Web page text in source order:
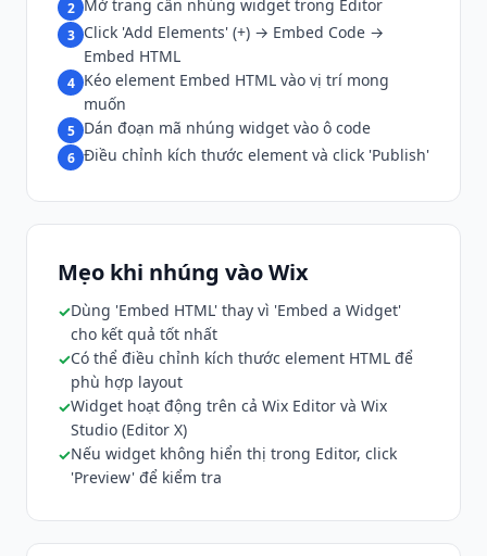
2 Mở trang cần nhúng widget trong Editor
3 Click 'Add Elements' (+) → Embed Code →
Embed HTML
4 Kéo element Embed HTML vào vị trí mong
muốn
5 Dán đoạn mã nhúng widget vào ô code
6 Điều chỉnh kích thước element và click 'Publish'
Mẹo khi nhúng vào Wix
Dùng 'Embed HTML' thay vì 'Embed a Widget'
cho kết quả tốt nhất
Có thể điều chỉnh kích thước element HTML để
phù hợp layout
Widget hoạt động trên cả Wix Editor và Wix
Studio (Editor X)
Nếu widget không hiển thị trong Editor, click
'Preview' để kiểm tra